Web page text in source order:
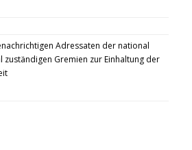
Adressaten der national
Gremien zur Einhaltung der